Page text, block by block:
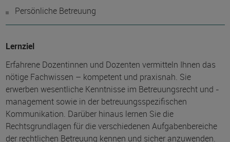
Persönliche Betreuung
Lernziel
Erfahrene Dozentinnen und Dozenten vermitteln Ihnen das
nötige Fachwissen – kompetent und praxisnah. Sie
erwerben wesentliche Kenntnisse im Betreuungsrecht und -
management sowie in der betreuungsspezifischen
Kommunikation. Darüber hinaus lernen Sie die
Rechtsgrundlagen für die verschiedenen Aufgabenbereiche
der rechtlichen Betreuung kennen und sicher anzuwenden.